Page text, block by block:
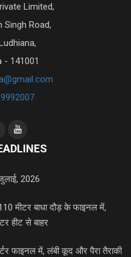
Limited,
Singh Road,
- 141001
2026
मीटर बाधा दौड़ के फाइनल में,
हीट से बाहर
फाइनल में, लंबी कूद और पैरा तैराकी